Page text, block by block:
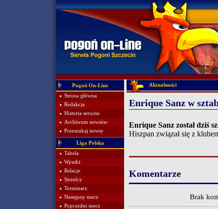
Pogoń On-Line
Strona główna
Redakcja
Historia serwisu
Archiwum newsów
Przeszukaj newsy
Liga Polska
Tabela
Wyniki
Relacje
Strzelcy
Terminarz
Następny mecz
Poprzedni mecz
Aktualności
Enrique Sanz w
Enrique Sanz został dziś
Hiszpan związał się z
Komentarze
Brak